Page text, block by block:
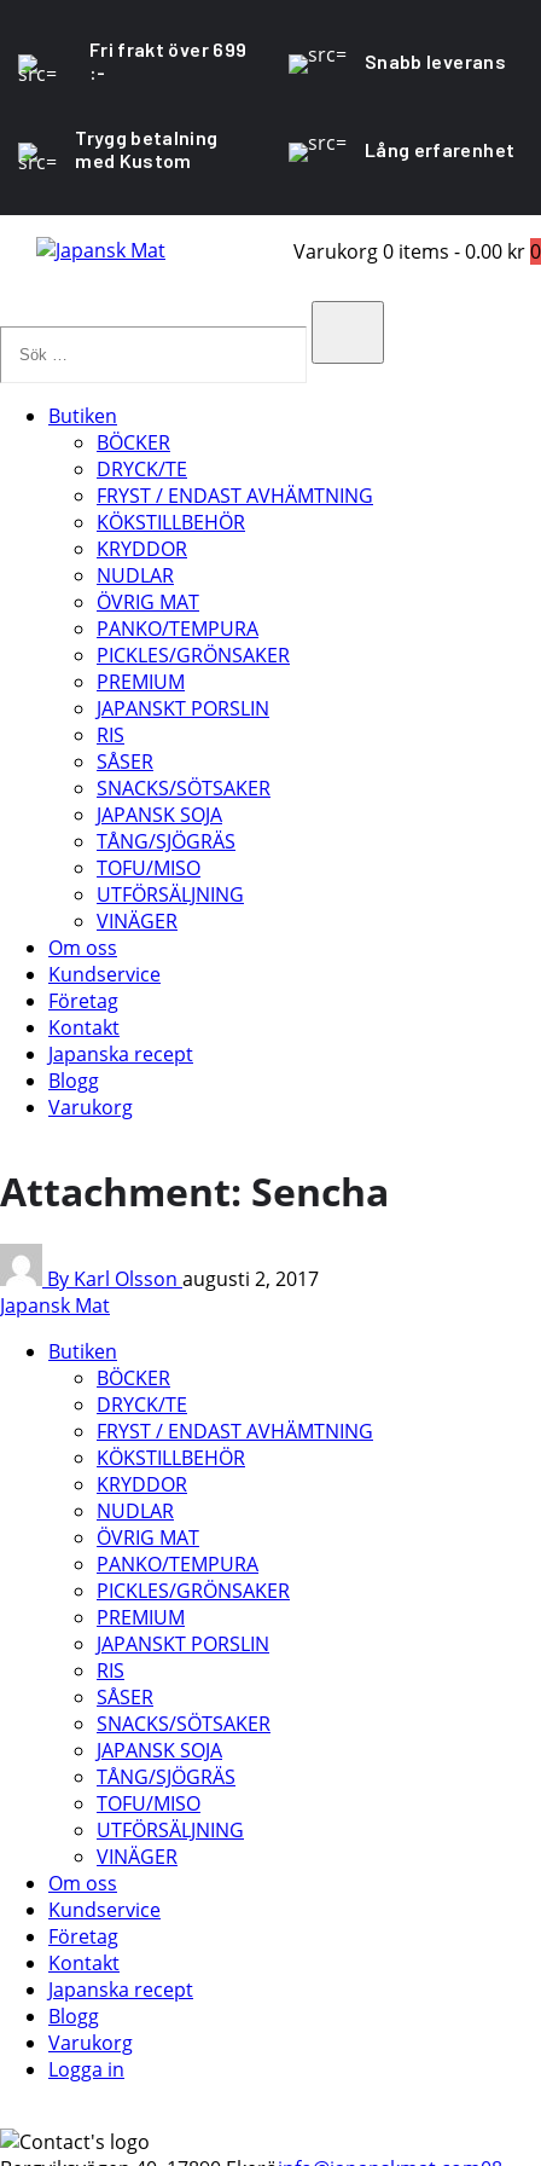
Fri frakt över 699
:-
Snabb leverans
Trygg betalning
med Kustom
Lång erfarenhet
Varukorg0 items -0.00 kr0
Butiken
BÖCKER
DRYCK/TE
FRYST / ENDAST AVHÄMTNING
KÖKSTILLBEHÖR
KRYDDOR
NUDLAR
ÖVRIG MAT
PANKO/TEMPURA
PICKLES/GRÖNSAKER
PREMIUM
JAPANSKT PORSLIN
RIS
SÅSER
SNACKS/SÖTSAKER
JAPANSK SOJA
TÅNG/SJÖGRÄS
TOFU/MISO
UTFÖRSÄLJNING
VINÄGER
Om oss
Kundservice
Företag
Kontakt
Japanska recept
Blogg
Varukorg
Attachment: Sencha
By Karl Olsson augusti 2, 2017
Japansk Mat
Butiken
BÖCKER
DRYCK/TE
FRYST / ENDAST AVHÄMTNING
KÖKSTILLBEHÖR
KRYDDOR
NUDLAR
ÖVRIG MAT
PANKO/TEMPURA
PICKLES/GRÖNSAKER
PREMIUM
JAPANSKT PORSLIN
RIS
SÅSER
SNACKS/SÖTSAKER
JAPANSK SOJA
TÅNG/SJÖGRÄS
TOFU/MISO
UTFÖRSÄLJNING
VINÄGER
Om oss
Kundservice
Företag
Kontakt
Japanska recept
Blogg
Varukorg
Logga in